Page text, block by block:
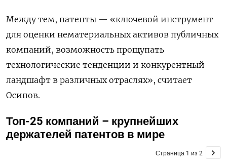
Между тем, патенты — «ключевой инструмент
для оценки нематериальных активов публичных
компаний, возможность прощупать
технологические тенденции и конкурентный
ландшафт в различных отраслях», считает
Осипов.